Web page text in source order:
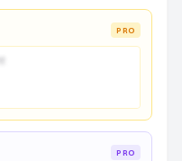
PRO
PRO